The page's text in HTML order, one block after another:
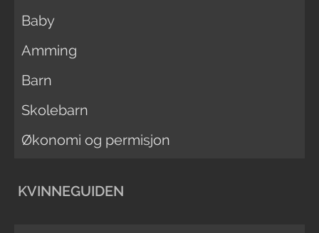
Baby
Amming
Barn
Skolebarn
Økonomi og permisjon
KVINNEGUIDEN